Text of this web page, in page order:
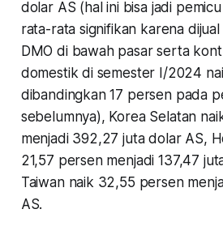
dolar AS (hal ini bisa jadi
rata-rata signifikan karena
DMO di bawah pasar serta
domestik di semester I/2024
dibandingkan 17 persen pada
sebelumnya), Korea Selatan
menjadi 392,27 juta dolar AS,
21,57 persen menjadi 137,47
Taiwan naik 32,55 persen
AS.